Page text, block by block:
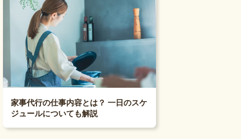
家事代行の仕事内容とは？ 一日のスケ
ジュールについても解説